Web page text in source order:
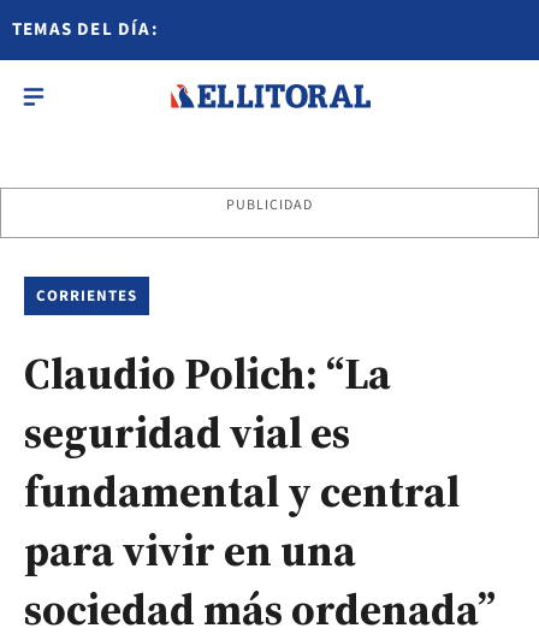
TEMAS DEL DÍA:
PUBLICIDAD
CORRIENTES
Claudio Polich: “La
seguridad vial es
fundamental y central
para vivir en una
sociedad más ordenada”